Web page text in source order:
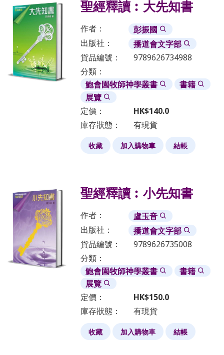
. 著重經文的現代意義
聖經與現代世界之間，無論在時代背景或生活文化方面，都
存在鴻溝，因此應用經文時不單要留心經文的原意，也要敏
銳於文化的差異。本系列除了闡釋經文，也引導讀者深思如
何把經文活用在現代生活中。
4. 適合自學及培訓之用
本系列既適合自學，也可用作培訓課程的教材。整個系列共
有十二冊（舊約六冊，新約六冊），每冊大致分為十三章。
若每週閱讀一章，三年便可概覽聖經一遍。讀者也可按需要
調整進度，靈活運用。
祈願「聖經釋讀系列」為父神使用，建立信徒的聖經知識與
屬靈生命，並培育更多信徒領袖能以神的話話服侍教會和這
世代！
譚志超博士
播道神學院教務長暨聖經科副教授、「聖經釋讀系列」主
聖經釋讀︰大先知書
作者：
彭振國
出版社：
播道會文字部
貨品編號：
9789626734988
分類：
鮑會園牧師神學叢書
書籍
展覽
定價：
HK$140.0
庫存狀態：
有現貨
收藏 加入購物車 結帳
聖經釋讀︰小先知書
作者：
盧玉音
出版社：
播道會文字部
貨品編號：
9789626735008
分類：
鮑會園牧師神學叢書
書籍
展覽
定價：
HK$150.0
庫存狀態：
有現貨
收藏 加入購物車 結帳